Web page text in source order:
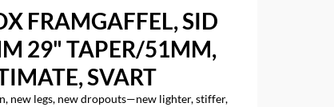
FRAMGAFFEL, SID
29" TAPER/51MM,
SVART
new legs, new dropouts—new lighter, stiffer,